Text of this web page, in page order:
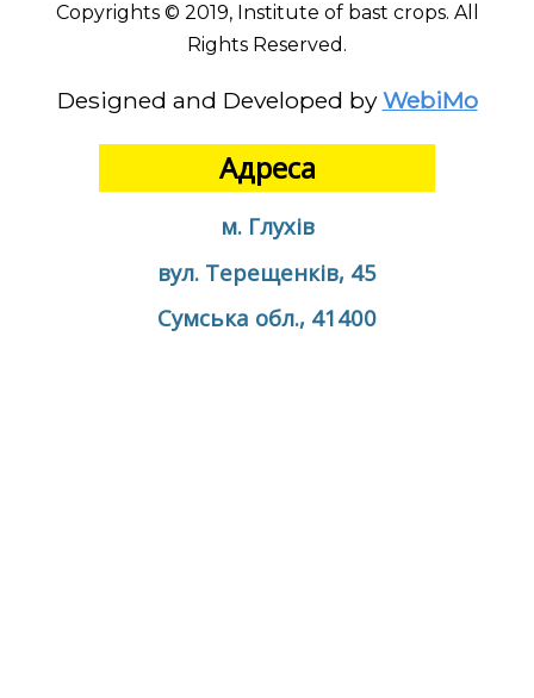
Copyrights © 2019, Institute of bast crops. All
Rights Reserved.
Designed and Developed by WebiMo
Адреса
м. Глухів
вул. Терещенків, 45
Сумська обл., 41400